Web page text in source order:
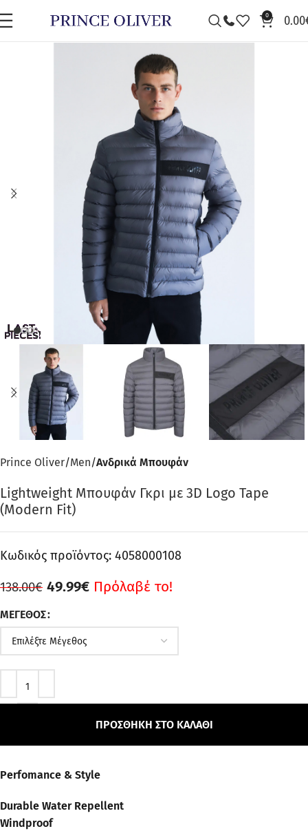
0 0.00
Prince Oliver Men Ανδρικά Μπουφάν
Lightweight Μπουφάν Γκρι με 3D Logo Tape
(Modern Fit)
Κωδικός προϊόντος: 4058000108
138.00€ 49.99€ Πρόλαβέ το!
ΜΈΓΕΘΟΣ
ΠΡΟΣΘΉΚΗ ΣΤΟ ΚΑΛΆΘΙ
Perfomance & Style
Durable Water Repellent
Windproof